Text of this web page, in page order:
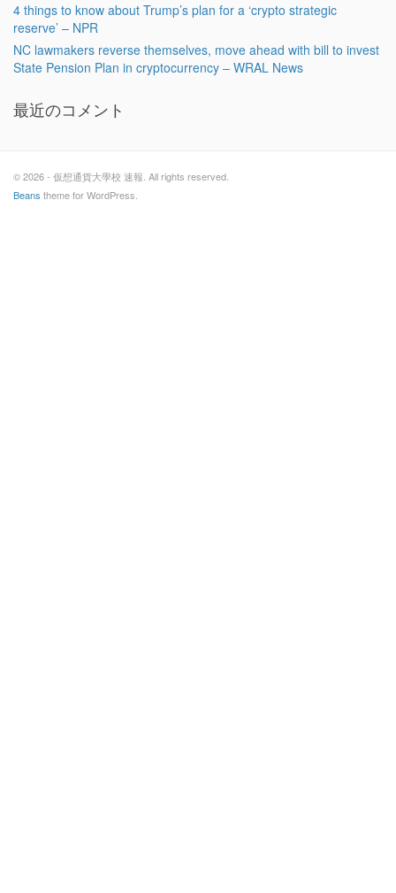
4 things to know about Trump’s plan for a ‘crypto strategic
reserve’ – NPR
NC lawmakers reverse themselves, move ahead with bill to invest
State Pension Plan in cryptocurrency – WRAL News
最近のコメント
© 2026 - 仮想通貨大學校 速報. All rights reserved.
Beans theme for WordPress.